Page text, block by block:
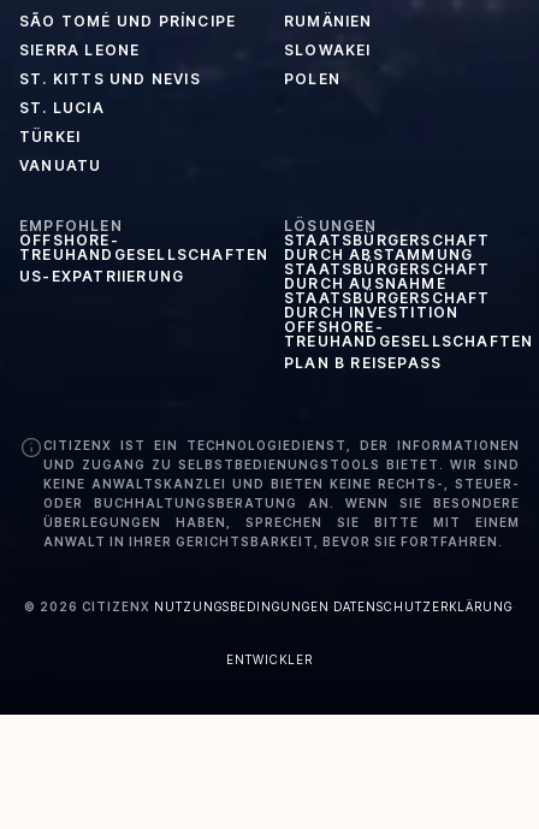
SÃO TOMÉ UND PRÍNCIPE
SIERRA LEONE
ST. KITTS UND NEVIS
ST. LUCIA
TÜRKEI
VANUATU
RUMÄNIEN
SLOWAKEI
POLEN
EMPFOHLEN
OFFSHORE-
TREUHANDGESELLSCHAFTEN
US-EXPATRIIERUNG
LÖSUNGEN
STAATSBÜRGERSCHAFT
DURCH ABSTAMMUNG
STAATSBÜRGERSCHAFT
DURCH AUSNAHME
STAATSBÜRGERSCHAFT
DURCH INVESTITION
OFFSHORE-
TREUHANDGESELLSCHAFTEN
PLAN B REISEPASS
CITIZENX IST EIN TECHNOLOGIEDIENST, DER INFORMATIONEN
UND ZUGANG ZU SELBSTBEDIENUNGSTOOLS BIETET. WIR SIND
KEINE ANWALTSKANZLEI UND BIETEN KEINE RECHTS-, STEUER-
ODER BUCHHALTUNGSBERATUNG AN. WENN SIE BESONDERE
ÜBERLEGUNGEN HABEN, SPRECHEN SIE BITTE MIT EINEM
ANWALT IN IHRER GERICHTSBARKEIT, BEVOR SIE FORTFAHREN.
© 2026 CITIZENX ·NUTZUNGSBEDINGUNGEN ·DATENSCHUTZERKLÄRUNG·
ENTWICKLER